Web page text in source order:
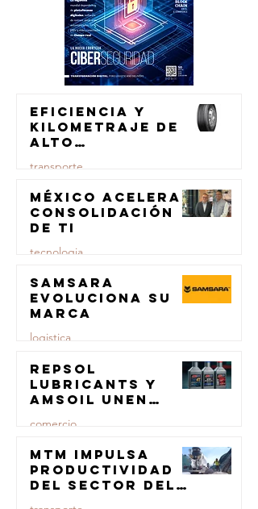
Eficiencia y
kilometraje de
alto
para el
transporte de
carga
transporte
23 jul
México acelera
consolidación
de TI
tecnologia
23 jul
Samsara
evoluciona su
marca
logistica
23 jul
Repsol
Lubricants y
AMSOIL unen
lubricación
comercio
23 jul
MTM impulsa
productividad
del sector del